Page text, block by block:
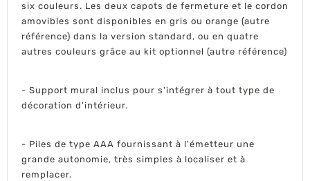
six couleurs. Les deux capots de fermeture et le cordon
amovibles sont disponibles en gris ou orange (autre
référence) dans la version standard, ou en quatre
autres couleurs grâce au kit optionnel (autre référence)
- Support mural inclus pour s'intégrer à tout type de
décoration d'intérieur.
- Piles de type AAA fournissant à l'émetteur une
grande autonomie, très simples à localiser et à
remplacer.